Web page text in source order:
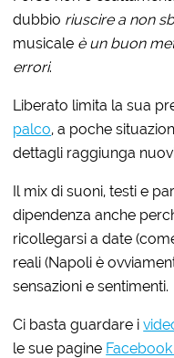
dubbio riuscire a non
musicale è un buon
errori.
Liberato limita la sua
palco, a poche
dettagli raggiunga
Il mix di suoni, testi e
dipendenza anche
ricollegarsi a date
reali (Napoli è
sensazioni e sentimenti.
Ci basta guardare i
le sue pagine